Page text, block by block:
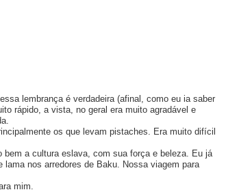
lembrança é verdadeira (afinal, como eu ia saber
rápido, a vista, no geral era muito agradável e
os que levam pistaches. Era muito difícil
a cultura eslava, com sua força e beleza. Eu já
nos arredores de Baku. Nossa viagem para
mim.